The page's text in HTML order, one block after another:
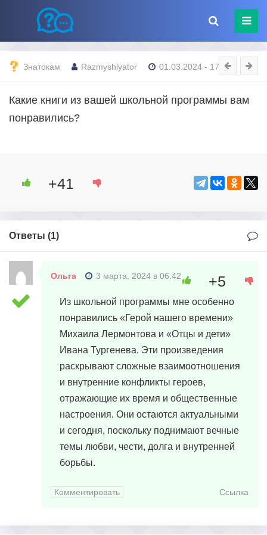
Знатокам Razmyshlyator 01.03.2024 - 17:50
Какие книги из вашей школьной программы вам
понравились?
+41
Ответы (1)
Ольга 3 марта, 2024 в 06:42
Из школьной программы мне особенно
понравились «Герой нашего времени»
Михаила Лермонтова и «Отцы и дети»
Ивана Тургенева. Эти произведения
раскрывают сложные взаимоотношения
и внутренние конфликты героев,
отражающие их время и общественные
настроения. Они остаются актуальными
и сегодня, поскольку поднимают вечные
темы любви, чести, долга и внутренней
борьбы.
+5
Комментировать Ссылка